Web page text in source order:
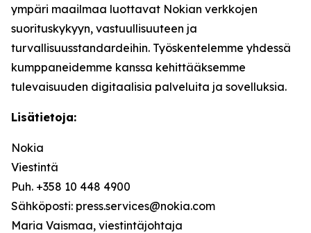
ympäri maailmaa luottavat Nokian verkkojen
suorituskykyyn, vastuullisuuteen ja
turvallisuusstandardeihin. Työskentelemme yhdessä
kumppaneidemme kanssa kehittääksemme
tulevaisuuden digitaalisia palveluita ja sovelluksia.
Lisätietoja:
Nokia
Viestintä
Puh. +358 10 448 4900
Sähköposti: press.services@nokia.com
Maria Vaismaa, viestintäjohtaja